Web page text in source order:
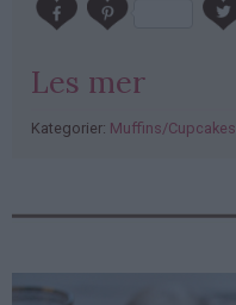
Les mer
Kategorier: Muffins/Cupcakes
PubGalaxy